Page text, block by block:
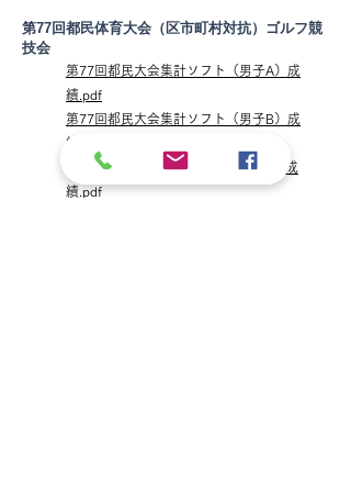
第77回都民体育大会（区市町村対抗）ゴルフ競
技会
第77回都民大会集計ソフト（男子A）成
績.pdf
第77回都民大会集計ソフト（男子B）成
績.pdf
第77回都民大会集計ソフト（女子a）成
績.pdf